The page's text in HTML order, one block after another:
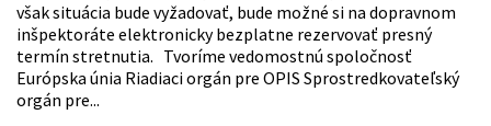
však situácia bude vyžadovať, bude možné si na dopravnom
inšpektoráte elektronicky bezplatne rezervovať presný
termín stretnutia. Tvoríme vedomostnú spoločnosť
Európska únia Riadiaci orgán pre OPIS Sprostredkovateľský
orgán pre...